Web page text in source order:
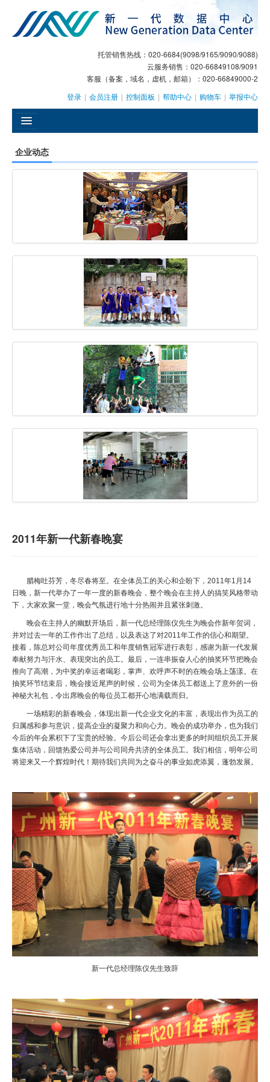
托管销售热线：020-6684(9098/9165/9090/9088)
云服务销售：020-66849108/9091
客服（备案，域名，虚机，邮箱）：020-66849000-2
登录 | 会员注册 | 控制面板 | 帮助中心 | 购物车 | 举报中心
GEO
主机托管
企业动态
2011年新一代新春晚宴
腊梅吐芬芳，冬尽春将至。 在全体员工的关心和企盼下， 2011年1 月 14
日晚，新一代举办了一年一度的新春晚会，整个晚会在主持人的搞笑风格带动
下，大家欢聚一堂，晚会气氛进行地十分热闹并且紧张刺激。
晚会在主持人的幽默开场后，新一代总经理陈仪先生为晚会作新年贺词 ，
并对过去一年的工作作出了总结，以及表达了对2011年工作的信心和期望。
接着，陈总对公司年度优秀员工和年度销售冠军进行表彰，感谢为新一代发展
奉献努力与汗水、表现突出的员工。最后，一连串振奋人心的抽奖环节把晚会
推向了高潮，为中奖的幸运者喝彩，掌声、欢呼声不时的在晚会场上荡漾。在
抽奖环节结束后，晚会接近尾声的时候，公司为全体员工都送上了意外的一份
神秘大礼包，令出席晚会的每位员工都开心地满载而归。
一场精彩的新春晚会，体现出新一代企业文化的丰富，表现出作为员工的
归属感和参与意识，提高企业的凝聚力和向心力。晚会的成功举办，也为我们
今后的年会累积下了宝贵的经验。今后公司还会拿出更多的时间组织员工开展
集体活动，回馈热爱公司并与公司同舟共济的全体员工。 我们相信，明年公司
将迎来又一个辉煌时代！期待我们共同为之奋斗的事业如虎添翼，蓬勃发展。
新一代总经理陈仪先生致辞